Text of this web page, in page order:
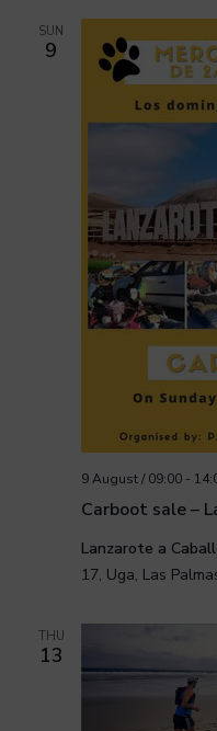
SUN
9
Carboot sale –
9 August / 09:00-
Lanzarote a
17, Uga, Las
THU
13